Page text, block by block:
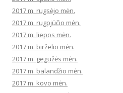
2017 m. rugsėjo mėn.
2017 m. rugpjūčio mėn.
2017 m. liepos mėn.
2017 m. birželio mėn.
2017 m. gegužės mėn.
2017 m. balandžio mėn.
2017 m. kovo mėn.